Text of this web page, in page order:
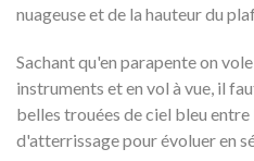
nuageuse et de la hauteur du
Sachant qu'en parapente on
instruments et en vol à vue, il
belles trouées de ciel bleu
d'atterrissage pour évoluer en